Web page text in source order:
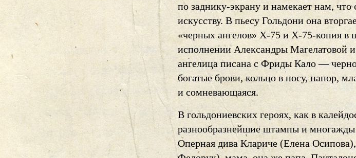
по заднику-экрану и намекает нам, что
искусству. В пьесу Гольдони она
«черных ангелов» Х-75 и Х-75-копия в
исполнении Александры Магелатовой
ангелица писана с Фриды Кало —
богатые брови, кольцо в носу, напор,
и сомневающаяся.
В гольдониевских героях, как в
разнообразнейшие штампы и
Оперная дива Клариче (Елена